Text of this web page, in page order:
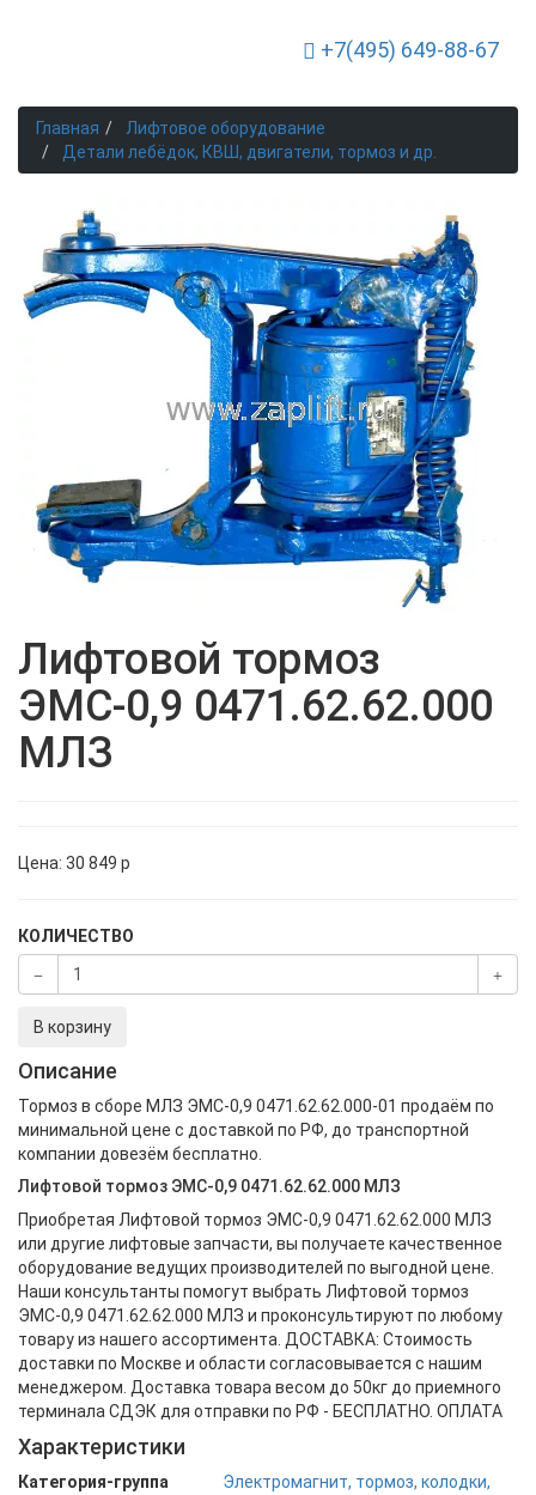
+7(495) 649-88-67
Toggle Navigation
Главная
Лифтовое оборудование
Детали лебёдок, КВШ, двигатели, тормоз и др.
Лифтовой тормоз
ЭМС-0,9 0471.62.62.000
МЛЗ
Цена: 30 849 p
КОЛИЧЕСТВО
В корзину
Описание
Тормоз в сборе МЛЗ ЭМС-0,9 0471.62.62.000-01 продаём по
минимальной цене с доставкой по РФ, до транспортной
компании довезём бесплатно.
Лифтовой тормоз ЭМС-0,9 0471.62.62.000 МЛЗ
Приобретая Лифтовой тормоз ЭМС-0,9 0471.62.62.000 МЛЗ
или другие лифтовые запчасти, вы получаете качественное
оборудование ведущих производителей по выгодной цене.
Наши консультанты помогут выбрать Лифтовой тормоз
ЭМС-0,9 0471.62.62.000 МЛЗ и проконсультируют по любому
товару из нашего ассортимента. ДОСТАВКА: Стоимость
доставки по Москве и области согласовывается с нашим
менеджером. Доставка товара весом до 50кг до приемного
терминала СДЭК для отправки по РФ - БЕСПЛАТНО. ОПЛАТА
Характеристики
Категория-группа
Электромагнит, тормоз, колодки,